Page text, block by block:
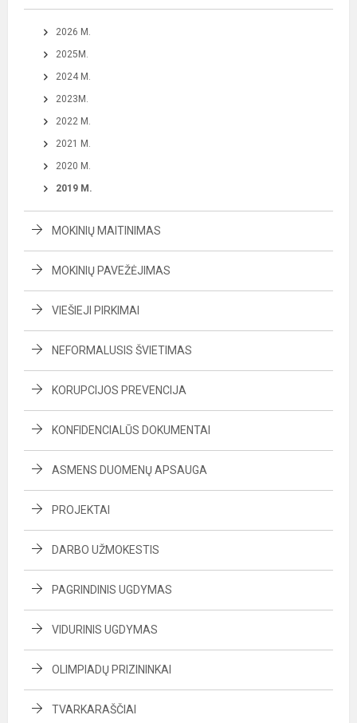
2026 M.
2025M.
2024 M.
2023M.
2022 M.
2021 M.
2020 M.
2019 M.
MOKINIŲ MAITINIMAS
MOKINIŲ PAVEŽĖJIMAS
VIEŠIEJI PIRKIMAI
NEFORMALUSIS ŠVIETIMAS
KORUPCIJOS PREVENCIJA
KONFIDENCIALŪS DOKUMENTAI
ASMENS DUOMENŲ APSAUGA
PROJEKTAI
DARBO UŽMOKESTIS
PAGRINDINIS UGDYMAS
VIDURINIS UGDYMAS
OLIMPIADŲ PRIZININKAI
TVARKARAŠČIAI